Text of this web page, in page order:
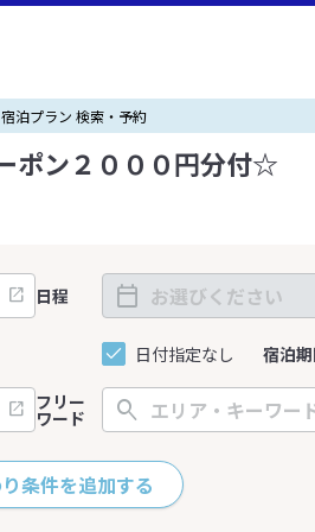
宿泊プラン 検索・予約
ポン２０００円分付☆
日程
日付指定なし 宿泊
フリー
ワード
条件を追加する